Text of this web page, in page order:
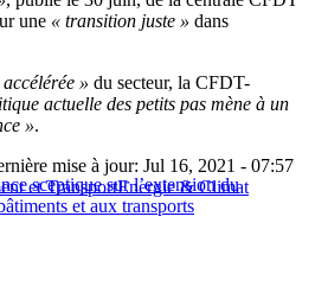
une « transition juste » dans
» du secteur, la CFDT-
actuelle des petits pas mène à un
».
sceptique sur l’extension du
et aux transports
mise à jour: Jul 16, 2021 - 07:57
et TransportEnergie & Climat